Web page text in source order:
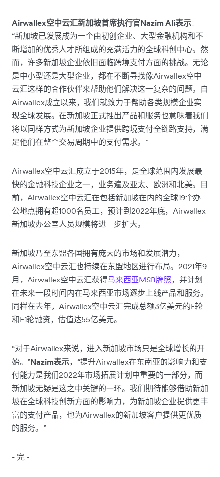
Airwallex空中云汇新加坡首席执行官Nazim Ali表示：
“新加坡已发展成为一个由初创企业、大型金融机构和不
断增加的优秀人才所组成的充满活力的全球科创中心。然
而，许多新加坡企业依旧面临跨境支付方面的挑战。无论
是中小型还是大型企业，都在不断寻找像Airwallex空中
云汇这样的合作伙伴来帮助他们解决这一复杂的问题。自
Airwallex成立以来，我们就致力于帮助各类规模企业实
现全球发展。在新加坡正式推出产品和服务也意味着我们
将以同样方式为新加坡企业提供跨境支付全链路支持，满
足他们在整个交易周期中的支付需求。”
Airwallex空中云汇成立于2015年，是全球范围内发展最
快的金融科技企业之一，业务遍及亚太、欧洲和北美。目
前，Airwallex空中云汇在包括新加坡在内的全球19个办
公地点拥有超1000名员工，预计到2022年底，Airwallex
新加坡办公室人员规模将进一步扩大。
新加坡乃至东盟各国拥有庞大的市场和发展潜力，
Airwallex空中云汇也持续在东盟地区进行布局。2021年9
月，Airwallex空中云汇获得马来西亚MSB牌照，并计划
在未来一段时间内在马来西亚市场逐步上线产品和服务。
同样在去年，Airwallex空中云汇完成总额3亿美元的E轮
和E1轮融资，估值达55亿美元。
“对于Airwallex来说，进入新加坡市场只是全球增长的开
始。”Nazim表示， “提升Airwallex在东南亚的影响力和支
付能力是我们2022年市场拓展计划中重要的一部分，而
新加坡无疑是这之中关键的一环。我们期待能够借助新加
坡在全球科技创新方面的影响力，为新加坡企业提供更丰
富的支付产品，也为Airwallex的新加坡客户提供更优质
的服务。”
- 完 -